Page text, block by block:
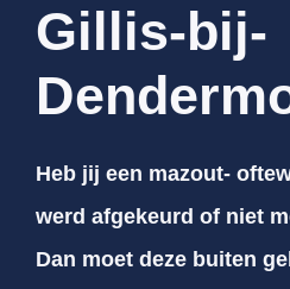
Gillis-bij-
Heb jij een mazout-
werd afgekeurd of niet
Dan moet deze buiten